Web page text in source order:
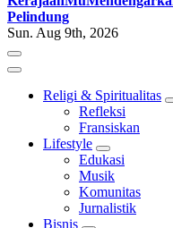
Pelindung
Sun. Aug 9th, 2026
Religi & Spiritualitas
Refleksi
Fransiskan
Lifestyle
Edukasi
Musik
Komunitas
Jurnalistik
Bisnis